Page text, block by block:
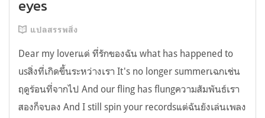
eyes
แปลสรรพสิ่ง
Dear my loverแด่ ที่รักของฉัน what has happened to
usสิ่งที่เกิดขึ้นระหว่างเรา It's no longer summerเฉกเช่น
ฤดูร้อนที่จากไป And our fling has flungความสัมพันธ์เรา
สองก็จบลง And I still spin your recordsแต่ฉันยังเล่นเพลง